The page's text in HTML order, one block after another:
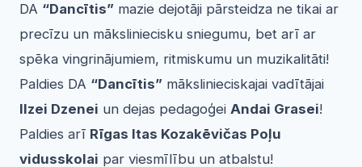
DA “Dancītis” mazie dejotāji pārsteidza ne tikai ar
precīzu un māksliniecisku sniegumu, bet arī ar
spēka vingrinājumiem, ritmiskumu un muzikalitāti!
Paldies DA “Dancītis” mākslinieciskajai vadītājai
Ilzei Dzenei un dejas pedagoģei Andai Grasei!
Paldies arī Rīgas Itas Kozakēvičas Poļu
vidusskolai par viesmīlību un atbalstu!